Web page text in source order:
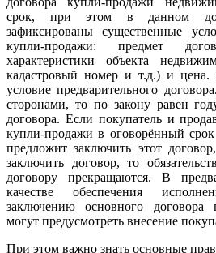
срок, при этом в данном
зафиксированы существенные
купли-продажи: предмет
характеристики объекта
кадастровый номер и т.д.) и цена.
условие предварительного
сторонами, то по закону равен
договора. Если покупатель и
купли-продажи в оговорённый
предложит заключить этот
заключить договор, то
договору прекращаются. В
качестве обеспечения
заключению основного договора
могут предусмотреть внесение
При этом важно знать основные